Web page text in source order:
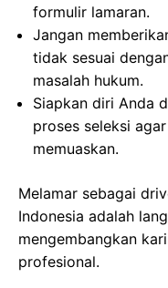
formulir lamaran.
Jangan
tidak sesuai
masalah hukum.
Siapkan diri Anda
proses seleksi
memuaskan.
Melamar sebagai
Indonesia adalah
mengembangkan
profesional.